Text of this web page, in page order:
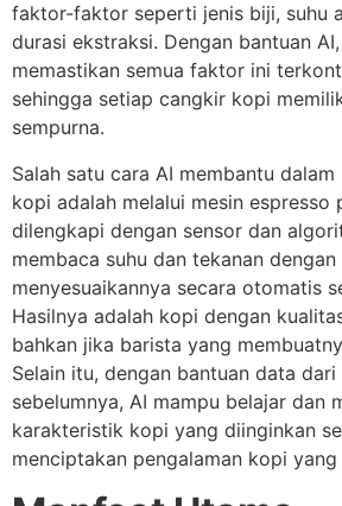
faktor-faktor seperti jenis biji, suhu
durasi ekstraksi. Dengan bantuan
memastikan semua faktor ini
sehingga setiap cangkir kopi
sempurna.
Salah satu cara AI membantu
kopi adalah melalui mesin espresso
dilengkapi dengan sensor dan
membaca suhu dan tekanan
menyesuaikannya secara otomatis
Hasilnya adalah kopi dengan
bahkan jika barista yang
Selain itu, dengan bantuan data dari
sebelumnya, AI mampu belajar dan
karakteristik kopi yang diinginkan
menciptakan pengalaman kopi